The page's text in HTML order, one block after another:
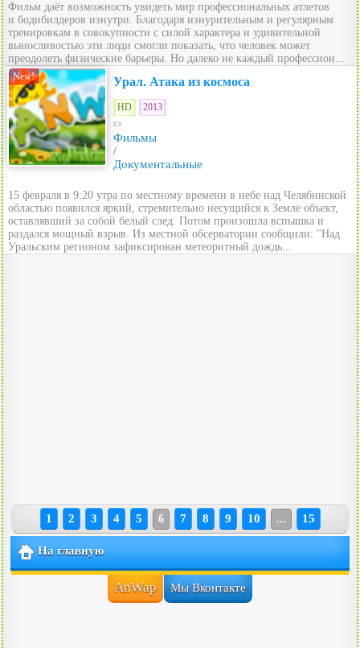
Фильм даёт возможность увидеть мир профессиональных атлетов
и бодибилдеров изнутри. Благодаря изнурительным и регулярным
тренировкам в совокупности с силой характера и удивительной
выносливостью эти люди смогли показать, что человек может
преодолеть физические барьеры. Но далеко не каждый профессион...
New! Урал. Атака из космоса
HD 2013
Фильмы
/
Документальные
15 февраля в 9:20 утра по местному времени в небе над Челябинской
областью появился яркий, стремительно несущийся к Земле объект,
оставлявший за собой белый след. Потом произошла вспышка и
раздался мощный взрыв. Из местной обсерватории сообщили: "Над
Уральским регионом зафиксирован метеоритный дождь...
1 2 3 4 5 6 7 8 9 10 ... 15
На главную
AnWap Мы Вконтакте